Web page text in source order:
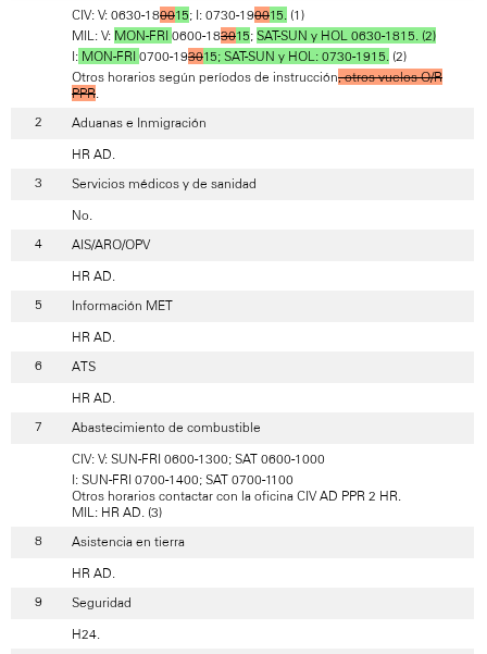
CIV: V: 0630-180015; I: 0730-190015. (1)
MIL: V: MON-FRI 0600-183015; SAT-SUN y HOL 0630-1815. (2)
I: MON-FRI 0700-193015; SAT-SUN y HOL: 0730-1915. (2)
Otros horarios según períodos de instrucción, otros vuelos O/R
PPR.
Aduanas e Inmigración
HR AD.
Servicios médicos y de sanidad
No.
AIS/ARO/OPV
HR AD.
Información MET
HR AD.
ATS
HR AD.
Abastecimiento de combustible
CIV: V: SUN-FRI 0600-1300; SAT 0600-1000
I: SUN-FRI 0700-1400; SAT 0700-1100
Otros horarios contactar con la oficina CIV AD PPR 2 HR.
MIL: HR AD. (3)
Asistencia en tierra
HR AD.
Seguridad
H24.